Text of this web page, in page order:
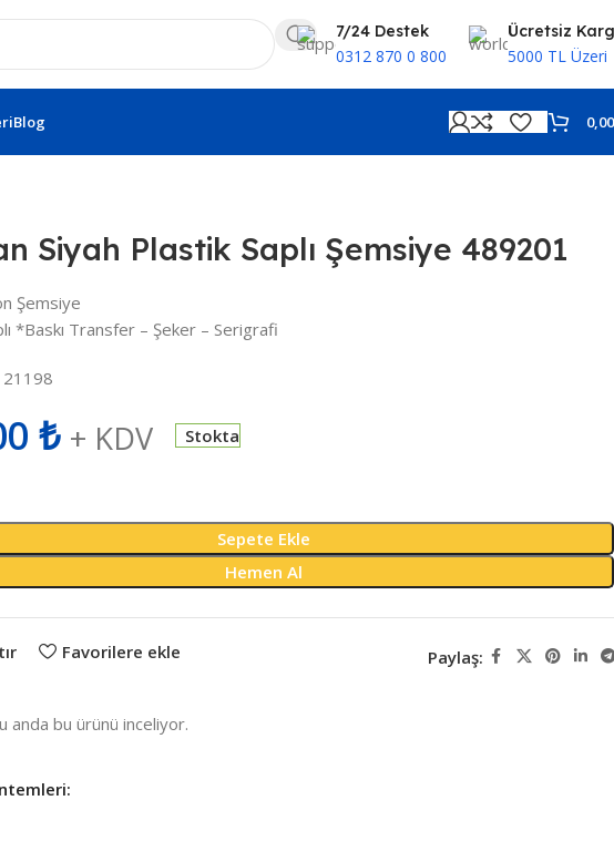
7/24 Destek
0312 870 0 800
Ücretsiz
5000 TL Üzeri
Blog
Siyah Plastik Saplı Şemsiye 489201
Şemsiye
*Baskı Transfer – Şeker – Serigrafi
21198
₺ + KDV Stokta
Sepete Ekle
Hemen Al
Favorilere ekle Paylaş:
anda bu ürünü inceliyor.